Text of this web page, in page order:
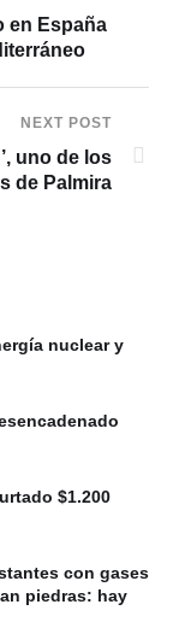
en España
NEXT POST
uno de los
de Palmira
nuclear y
$1.200
con gases
piedras: hay